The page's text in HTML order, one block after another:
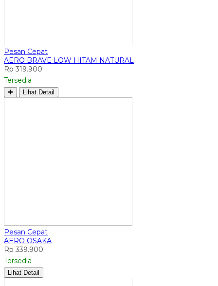
Pesan Cepat
AERO BRAVE LOW HITAM NATURAL
Rp 319.900
Tersedia
✚ Lihat Detail
Pesan Cepat
AERO OSAKA
Rp 339.900
Tersedia
Lihat Detail